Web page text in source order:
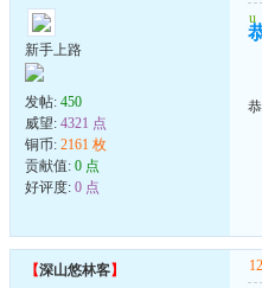
新手上路
发帖: 450
威望: 4321 点
铜币: 2161 枚
贡献值: 0 点
好评度: 0 点
u
【深山悠林客】